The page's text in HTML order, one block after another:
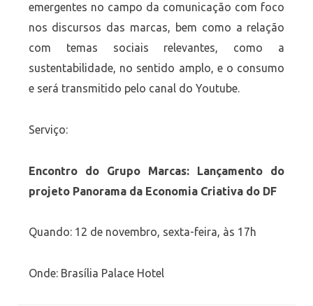
emergentes no campo da comunicação com foco
nos discursos das marcas, bem como a relação
com temas sociais relevantes, como a
sustentabilidade, no sentido amplo, e o consumo
e será transmitido pelo canal do Youtube.
Serviço:
Encontro do Grupo Marcas: Lançamento do
projeto Panorama da Economia Criativa do DF
Quando: 12 de novembro, sexta-feira, às 17h
Onde: Brasília Palace Hotel